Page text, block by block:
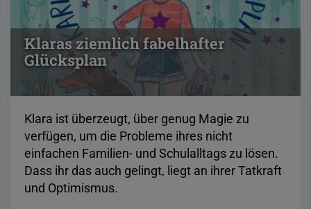
Klaras ziemlich fabelhafter
Glücksplan
Klara ist überzeugt, über genug Magie zu
verfügen, um die Probleme ihres nicht
einfachen Familien- und Schulalltags zu lösen.
Dass ihr das auch gelingt, liegt an ihrer Tatkraft
und Optimismus.